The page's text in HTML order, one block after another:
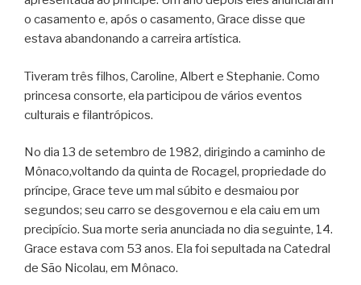
o casamento e, após o casamento, Grace disse que
estava abandonando a carreira artística.
Tiveram três filhos, Caroline, Albert e Stephanie. Como
princesa consorte, ela participou de vários eventos
culturais e filantrópicos.
No dia 13 de setembro de 1982, dirigindo a caminho de
Mônaco,voltando da quinta de Rocagel, propriedade do
príncipe, Grace teve um mal súbito e desmaiou por
segundos; seu carro se desgovernou e ela caiu em um
precipício. Sua morte seria anunciada no dia seguinte, 14.
Grace estava com 53 anos. Ela foi sepultada na Catedral
de São Nicolau, em Mônaco.